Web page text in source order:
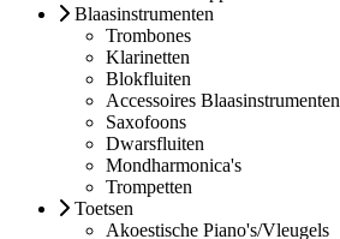
Blaasinstrumenten
Trombones
Klarinetten
Blokfluiten
Accessoires Blaasinstrumenten
Saxofoons
Dwarsfluiten
Mondharmonica's
Trompetten
Toetsen
Akoestische Piano's/Vleugels